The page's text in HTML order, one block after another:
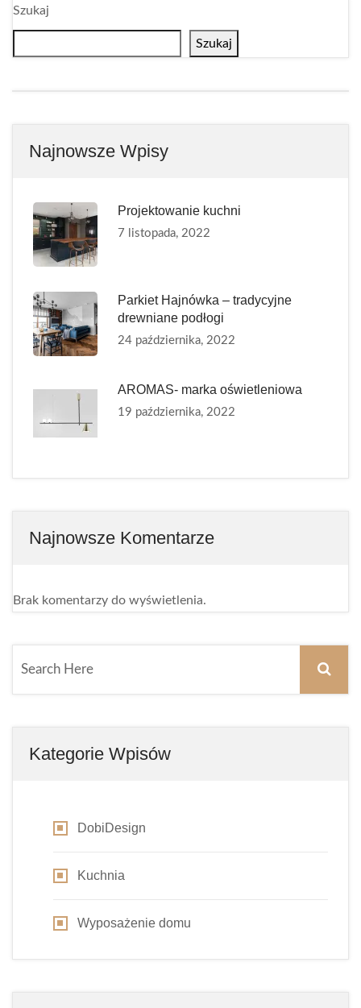
Szukaj
Szukaj
Najnowsze Wpisy
Projektowanie kuchni
7 listopada, 2022
Parkiet Hajnówka – tradycyjne
drewniane podłogi
24 października, 2022
AROMAS- marka oświetleniowa
19 października, 2022
Najnowsze Komentarze
Brak komentarzy do wyświetlenia.
Kategorie Wpisów
DobiDesign
Kuchnia
Wyposażenie domu